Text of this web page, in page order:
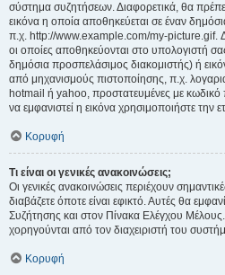
σύστημα συζητήσεων. Διαφορετικά, θα
εικόνα η οποία αποθηκεύεται σε έναν
π.χ. http://www.example.com/my-picture.gif.
οι οποίες αποθηκεύονται στο υπολογιστή
δημόσια προσπελάσιμος διακομιστής) ή
από μηχανισμούς πιστοποίησης, π.χ.
hotmail ή yahoo, προστατευμένες με κωδικό
να εμφανιστεί η εικόνα χρησιμοποιήστε την
Κορυφή
Τι είναι οι γενικές ανακοινώσεις;
Οι γενικές ανακοινώσεις περιέχουν
διαβάζετε όποτε είναι εφικτό. Αυτές θα
Συζήτησης και στον Πίνακα Ελέγχου
χορηγούνται από τον διαχειριστή του
Κορυφή